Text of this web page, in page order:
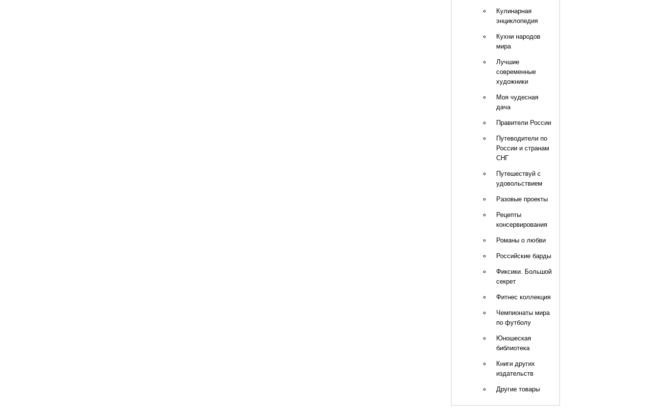
Кулинарная
энциклопедия
Кухни народов
мира
Лучшие
современные
художники
Моя чудесная
дача
Правители России
Путеводители по
России и странам
СНГ
Путешествуй с
удовольствием
Разовые проекты
Рецепты
консервирования
Романы о любви
Российские барды
Фиксики. Большой
секрет
Фитнес коллекция
Чемпионаты мира
по футболу
Юношеская
библиотека
Книги других
издательств
Другие товары